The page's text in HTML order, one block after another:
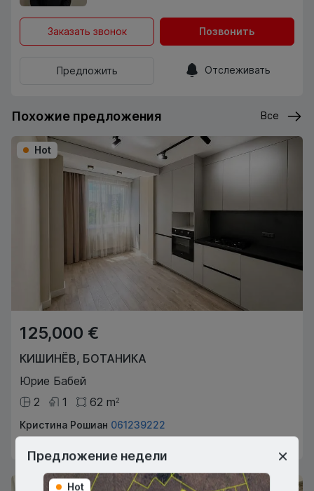
Заказать звонок Позвонить
Предложить Отслеживать
Похожие предложения Все
Hot
125,000 €
КИШИНЁВ, БОТАНИКА
Юрие Бабей
2
1 62 m2
Кристина Рошиан 061239222
Агент по недвижимости
Предложение недели
Hot Hot